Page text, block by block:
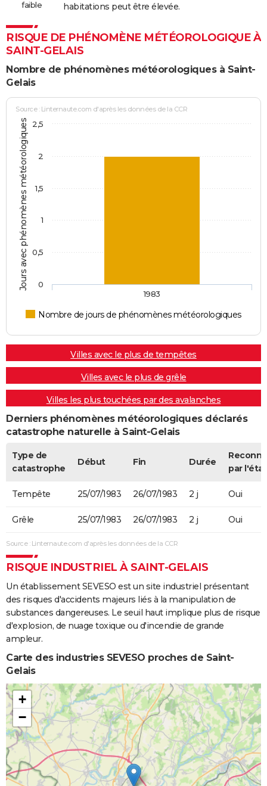
faible habitations peut être élevée.
RISQUE DE PHÉNOMÈNE MÉTÉOROLOGIQUE À
SAINT-GELAIS
Nombre de phénomènes météorologiques à Saint-
Gelais
Jours avec phénomènes météorologiques
Source : Linternaute.com d'après les données de la CCR
Nombre de jours de phénomènes météorologiques
1983
0
0,5
1
1,5
2
2,5
Villes avec le plus de tempêtes
Villes avec le plus de grêle
Villes les plus touchées par des avalanches
Derniers phénomènes météorologiques déclarés
catastrophe naturelle à Saint-Gelais
Type de
catastrophe
Début Fin Durée
par l'état
Tempête 25/07/1983 26/07/1983 2 j Oui
Grêle 25/07/1983 26/07/1983 2 j Oui
Source : Linternaute.com d'après les données de la CCR
RISQUE INDUSTRIEL À SAINT-GELAIS
Un établissement SEVESO est un site industriel présentant
des risques d'accidents majeurs liés à la manipulation de
substances dangereuses. Le seuil haut implique plus de risque
d'explosion, de nuage toxique ou d'incendie de grande
ampleur.
Carte des industries SEVESO proches de Saint-
Gelais
+
−